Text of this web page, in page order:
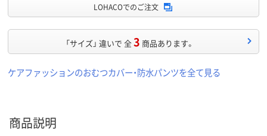
LOHACOでのご注文
「サイズ」 違いで 全3 商品あります。
ケアファッションのおむつカバー・防水パンツを全て見る
商品説明